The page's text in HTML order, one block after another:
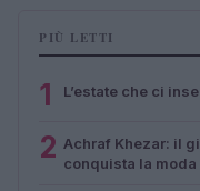
PIÙ LETTI
1 L’estate che ci
2 Achraf Khezar: il
conquista la